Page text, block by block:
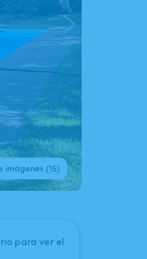
imágenes (15)
para ver el